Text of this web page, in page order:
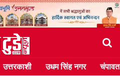
उत्तरकाशी उधम सिंह नगर चंपावत